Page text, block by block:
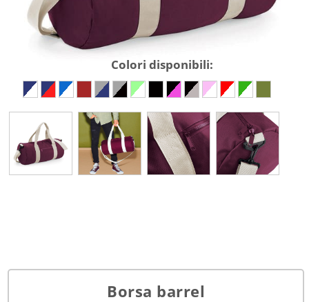
Borsa barrel
Colori disponibili: